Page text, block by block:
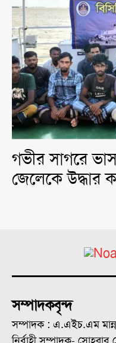
গভীর সাগরে
জেলেকে উদ্ধার
সম্পাদকবৃন্দ
সম্পাদক : এ.এইচ.এম